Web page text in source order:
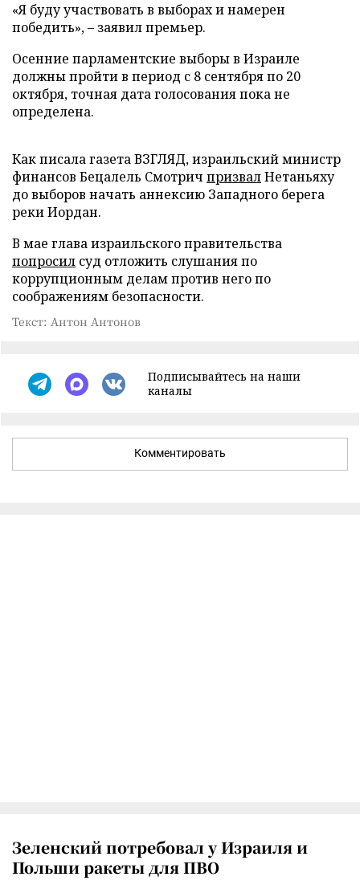
«Я буду участвовать в выборах и намерен
победить», – заявил премьер.
Осенние парламентские выборы в Израиле
должны пройти в период с 8 сентября по 20
октября, точная дата голосования пока не
определена.
Как писала газета ВЗГЛЯД, израильский министр
финансов Бецалель Смотрич призвалНетаньяху
до выборов начать аннексию Западного берега
реки Иордан.
В мае глава израильского правительства
попросил суд отложить слушания по
коррупционным делам против него по
соображениям безопасности.
Текст: Антон Антонов
Подписывайтесь на наши
каналы
Комментировать
Зеленский потребовал у Израиля и
Польши ракеты для ПВО